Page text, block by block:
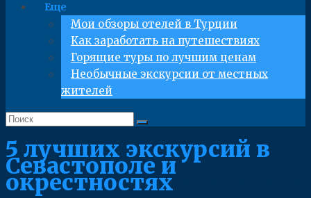
Еще
Мои обзоры отелей в Турции
Как заработать на путешествиях
Горящие туры по лучшим ценам
Необычные экскурсии от местных
жителей
5 лучших экскурсий в
Севастополе и
окрестностях